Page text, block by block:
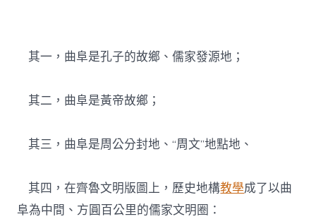
其一，曲阜是孔子的故鄉、儒家發源地；
其二，曲阜是黃帝故鄉；
其三，曲阜是周公分封地、“周文”地點地、
其四，在齊魯文明版圖上，歷史地構教學成了以曲
阜為中間、方圓百公里的儒家文明圈：